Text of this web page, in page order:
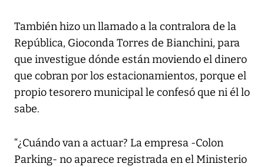
También hizo un llamado a la contralora de la
República, Gioconda Torres de Bianchini, para
que investigue dónde están moviendo el dinero
que cobran por los estacionamientos, porque el
propio tesorero municipal le confesó que ni él lo
sabe.
“¿Cuándo van a actuar? La empresa -Colon
Parking- no aparece registrada en el Ministerio